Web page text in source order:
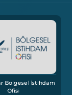
Bölgesel İstihdam
Ofisi